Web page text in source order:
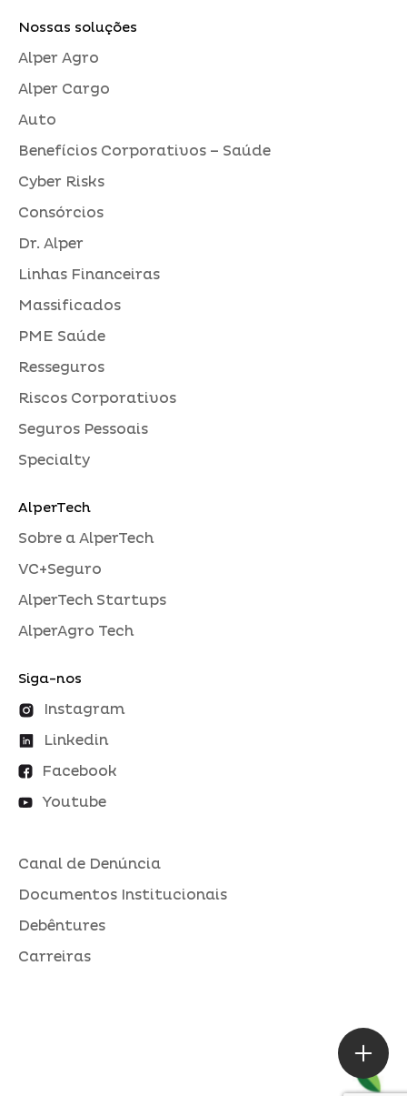
Nossas soluções
Alper Agro
Alper Cargo
Auto
Benefícios Corporativos – Saúde
Cyber Risks
Consórcios
Dr. Alper
Linhas Financeiras
Massificados
PME Saúde
Resseguros
Riscos Corporativos
Seguros Pessoais
Specialty
AlperTech
Sobre a AlperTech
VC+Seguro
AlperTech Startups
AlperAgro Tech
Siga-nos
Instagram
Linkedin
Facebook
Youtube
Canal de Denúncia
Documentos Institucionais
Debêntures
Carreiras